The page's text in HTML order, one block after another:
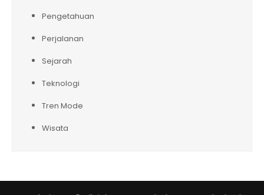
Pengetahuan
Perjalanan
Sejarah
Teknologi
Tren Mode
Wisata